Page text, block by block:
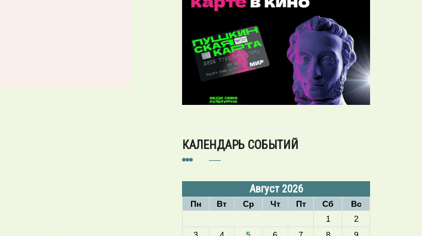
КАЛЕНДАРЬ СОБЫТИЙ
Август 2026
Пн Вт Ср Чт Пт Сб
Вс
1
2